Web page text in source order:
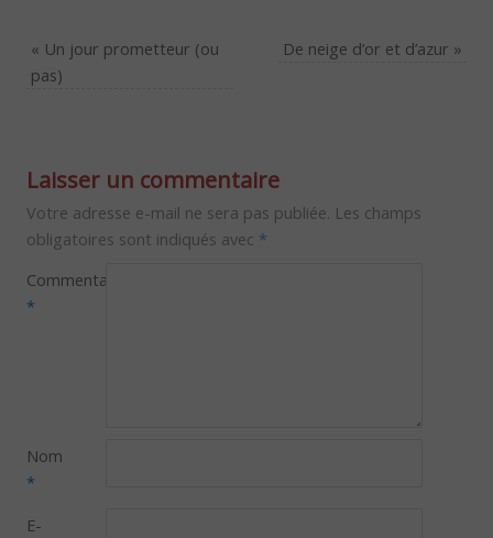
« Un jour prometteur (ou
pas)
De neige d’or et d’azur »
Laisser un commentaire
Votre adresse e-mail ne sera pas publiée. Les champs
obligatoires sont indiqués avec *
Commentaire
*
Nom
*
E-